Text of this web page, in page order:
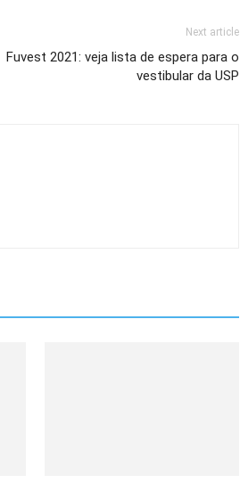
Next article
Fuvest 2021: veja lista de espera para o
vestibular da USP